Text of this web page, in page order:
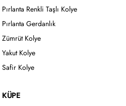
Pırlanta Renkli Taşlı Kolye
Pırlanta Gerdanlık
Zümrüt Kolye
Yakut Kolye
Safir Kolye
KÜPE